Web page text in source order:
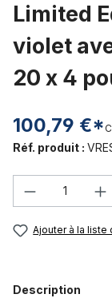
Limited
violet
20 x 4
100,79 €*
Réf. produit :
Quantité
Ajouter à la liste
Description